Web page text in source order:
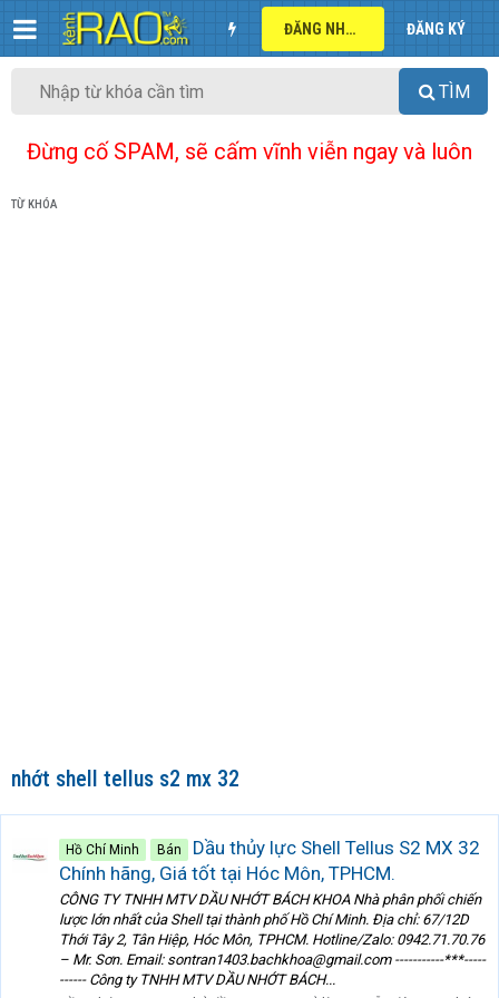
ĐĂNG NHẬP ĐĂNG KÝ
TÌM
Đừng cố SPAM, sẽ cấm vĩnh viễn ngay và luôn
TỪ KHÓA
nhớt shell tellus s2 mx 32
Hồ Chí Minh Bán
Dầu thủy lực Shell Tellus S2 MX 32
Chính hãng, Giá tốt tại Hóc Môn, TPHCM.
CÔNG TY TNHH MTV DẦU NHỚT BÁCH KHOA Nhà phân phối chiến
lược lớn nhất của Shell tại thành phố Hồ Chí Minh. Địa chỉ: 67/12D
Thới Tây 2, Tân Hiệp, Hóc Môn, TPHCM. Hotline/Zalo: 0942.71.70.76
– Mr. Sơn. Email: sontran1403.bachkhoa@gmail.com -----------***-----
------ Công ty TNHH MTV DẦU NHỚT BÁCH...